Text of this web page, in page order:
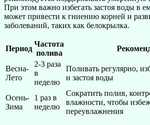
При этом важно избегать застоя воды в
может привести к гниению корней и
заболеваний, таких как белокрылка.
Период
Частота
полива
Весна-
Лето
2-3 раза
в
неделю
Поливать регулярно,
и застоя воды
Осень-
Зима
1 раз в
неделю
Сократить полив,
влажности, чтобы
переувлажнения